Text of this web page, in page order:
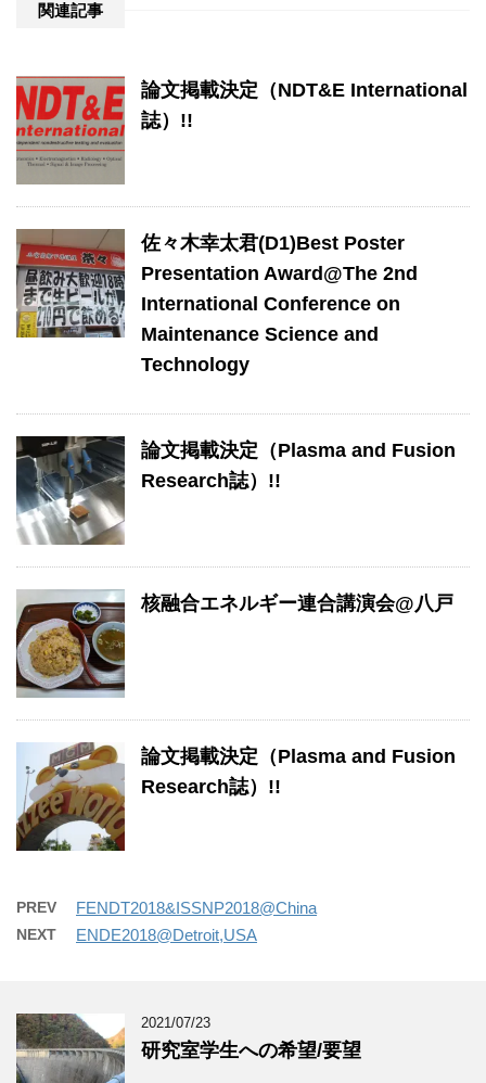
関連記事
論文掲載決定（NDT&E International
誌）!!
佐々木幸太君(D1)Best Poster
Presentation Award@The 2nd
International Conference on
Maintenance Science and
Technology
論文掲載決定（Plasma and Fusion
Research誌）!!
核融合エネルギー連合講演会@八戸
論文掲載決定（Plasma and Fusion
Research誌）!!
PREV FENDT2018&ISSNP2018@China
NEXT ENDE2018@Detroit,USA
2021/07/23
研究室学生への希望/要望